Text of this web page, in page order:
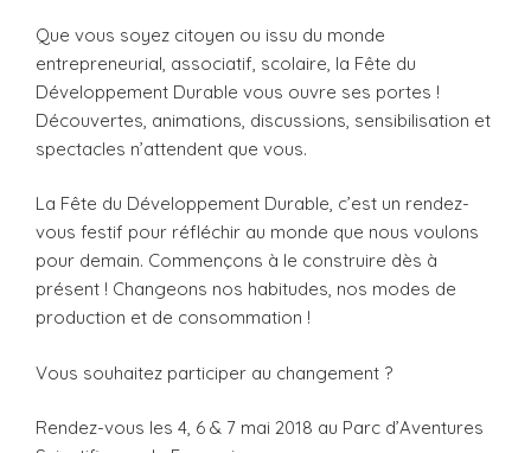
Que vous soyez citoyen ou issu du monde
entrepreneurial, associatif, scolaire, la Fête du
Développement Durable vous ouvre ses portes !
Découvertes, animations, discussions, sensibilisation et
spectacles n’attendent que vous.
La Fête du Développement Durable, c’est un rendez-
vous festif pour réfléchir au monde que nous voulons
pour demain. Commençons à le construire dès à
présent ! Changeons nos habitudes, nos modes de
production et de consommation !
Vous souhaitez participer au changement ?
Rendez-vous les 4, 6 & 7 mai 2018 au Parc d’Aventures